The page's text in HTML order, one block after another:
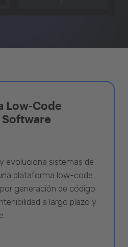
Low-Code
evoluciona sistemas de
plataforma low-code
generación de código
a largo plazo y